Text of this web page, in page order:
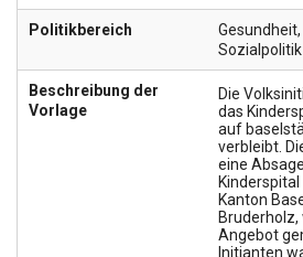
Politikbereich Gesundheit,
Sozialpolitik
Beschreibung der
Vorlage
Die
das
auf
verbleibt.
eine
Kanton
Bruderholz,
Angebot
Initianten